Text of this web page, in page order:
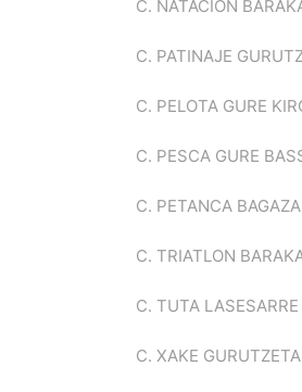
C. NATACION
C. PATINAJE
C. PELOTA GURE
C. PESCA GURE
C. PETANCA BAGAZA
C. TRIATLON
C. TUTA LASESARRE
C. XAKE GURUTZETA